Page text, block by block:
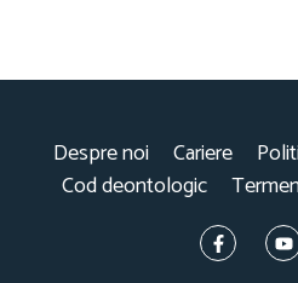
Despre noi Cariere
Cod deontologic